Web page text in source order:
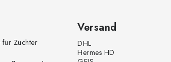
für Züchter
Versand
DHL
Hermes HD